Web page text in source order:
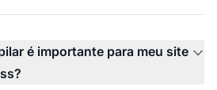
é importante para meu site